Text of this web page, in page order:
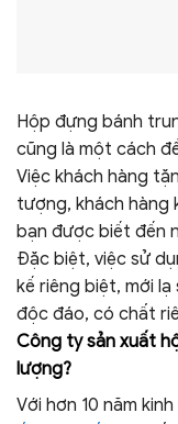
Hộp đựng bánh
cũng là một cách
Việc khách hàng
tượng, khách hàng
bạn được biết đến
Đặc biệt, việc sử
kế riêng biệt, mới
độc đáo, có chất
Công ty sản xuất
lượng?
Với hơn 10 năm